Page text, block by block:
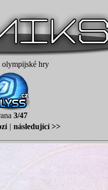
olympijské hry
3/47
| následující >>